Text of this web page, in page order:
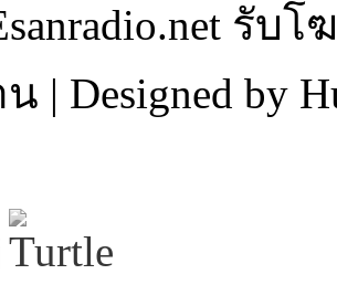
รับ
| Designed by